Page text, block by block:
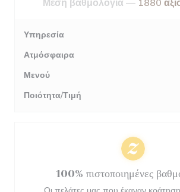
Μέση βαθμολογία — 1880
Υπηρεσία
Ατμόσφαιρα
Μενού
Ποιότητα/Τιμή
100% πιστοποιημένες